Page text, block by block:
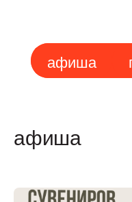
афиша